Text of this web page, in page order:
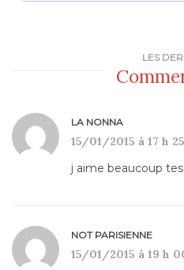
LES
LA NONNA
15/01/2015 à 17 h
j aime beaucoup
NOT PARISIENNE
15/01/2015 à 19 h